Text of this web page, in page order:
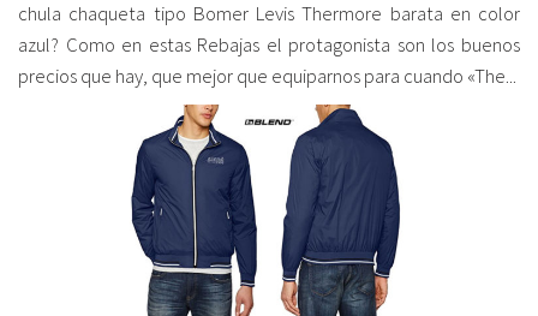
chula chaqueta tipo Bomer Levis Thermore barata en color
azul? Como en estas Rebajas el protagonista son los buenos
precios que hay, que mejor que equiparnos para cuando «The...